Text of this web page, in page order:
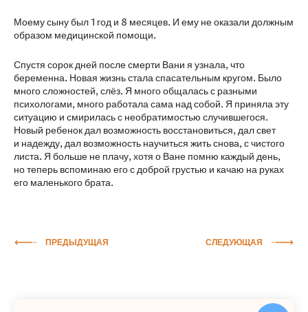
Моему сыну был 1 год и 8 месяцев. И ему не оказали должным
образом медицинской помощи.
Спустя сорок дней после смерти Вани я узнала, что
беременна. Новая жизнь стала спасательным кругом. Было
много сложностей, слёз. Я много общалась с разными
психологами, много работала сама над собой. Я приняла эту
ситуацию и смирилась с необратимостью случившегося.
Новый ребенок дал возможность восстановиться, дал свет
и надежду, дал возможность научиться жить снова, с чистого
листа. Я больше не плачу, хотя о Ване помню каждый день,
но теперь вспоминаю его с доброй грустью и качаю на руках
его маленького брата.
ПРЕДЫДУЩАЯ СЛЕДУЮЩАЯ